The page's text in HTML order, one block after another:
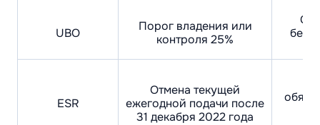
UBO
Порог владения или
контроля 25%
ESR
Отмена текущей
ежегодной подачи после
31 декабря 2022 года